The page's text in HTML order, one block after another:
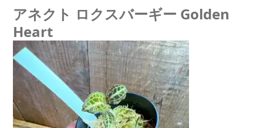
アネクト ロクスバーギー Golden
Heart